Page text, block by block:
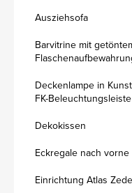
Ausziehsofa
Barvitrine mit
Deckenlampe in
FK-
Dekokissen
Eckregale nach vorne
Einrichtung Atlas